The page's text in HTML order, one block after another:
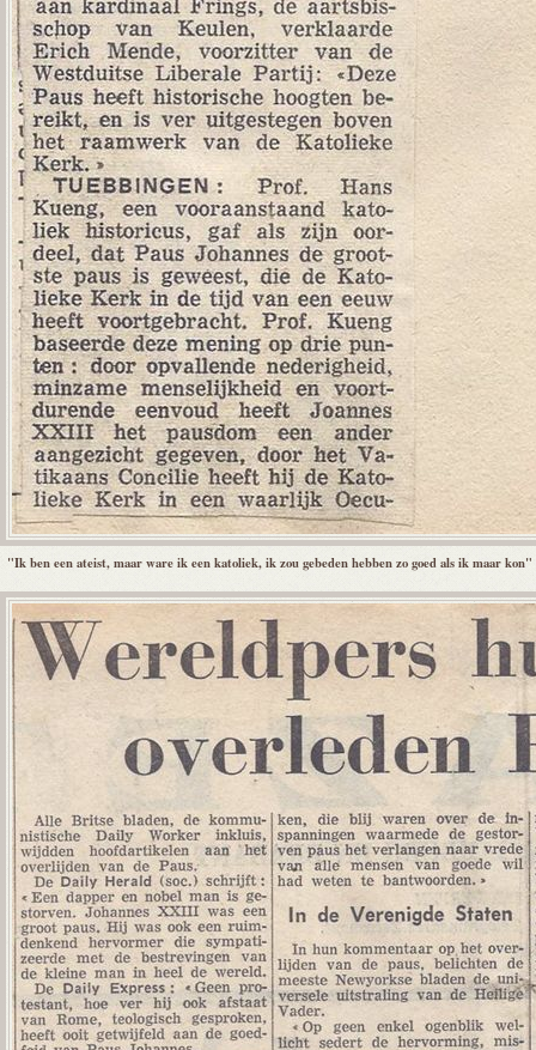
"Ik ben een ateist, maar ware ik een katoliek, ik zou gebeden hebben zo goed als ik maar kon"